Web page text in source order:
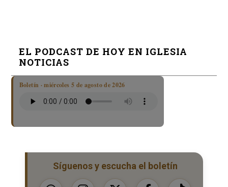
EL PODCAST DE HOY EN IGLESIA
NOTICIAS
Boletín · miércoles 5 de agosto de 2026
Síguenos y escucha el boletín